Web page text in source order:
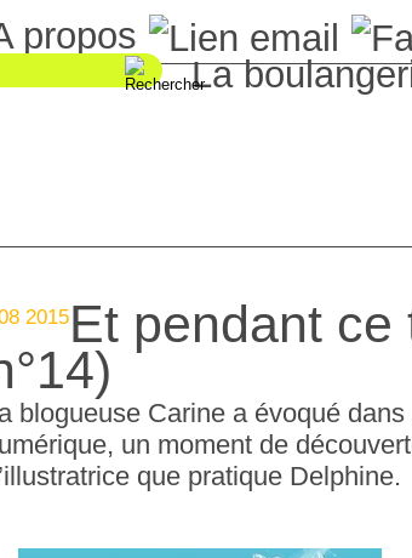
propos
La
2015Et pendant ce
blogueuse Carine a évoqué
un moment de
que pratique Delphine.